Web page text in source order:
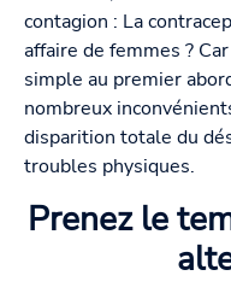
contagion : La
affaire de femmes ?
simple au premier
nombreux
disparition totale du
troubles physiques.
Prenez le